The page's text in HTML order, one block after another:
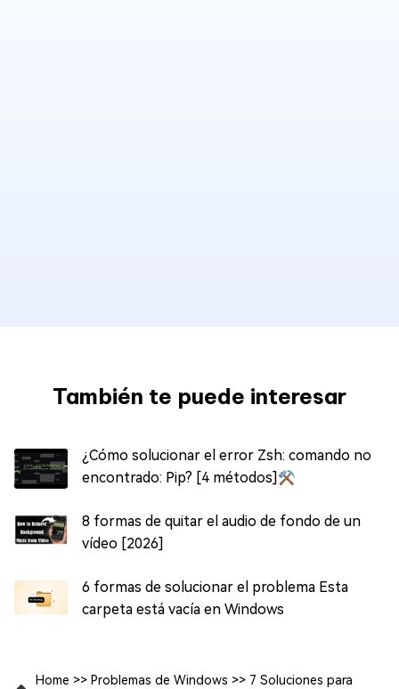
También te puede interesar
¿Cómo solucionar el error Zsh: comando no
encontrado: Pip? [4 métodos]⚒️
8 formas de quitar el audio de fondo de un
vídeo [2026]
6 formas de solucionar el problema Esta
carpeta está vacía en Windows
Home >> Problemas de Windows >> 7 Soluciones para